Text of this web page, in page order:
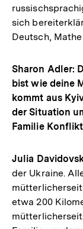
sich
Deutsch,
Sharon Adler:
bist wie deine
kommt aus
der Situation
Familie
Julia
der Ukraine.
etwa 200